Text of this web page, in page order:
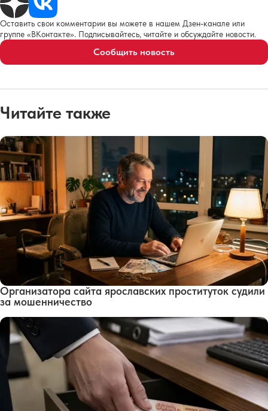
Оставить свои комментарии вы можете в нашем Дзен-канале или
группе «ВКонтакте». Подписывайтесь, читайте и обсуждайте новости.
Сообщить новость
Читайте также
Организатора сайта ярославских проституток судили
за мошенничество